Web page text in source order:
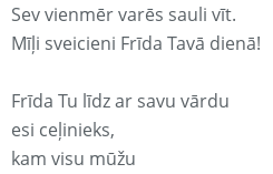
Sev vienmēr varēs sauli vīt.
Mīļi sveicieni Frīda Tavā dienā!
Frīda Tu līdz ar savu vārdu
esi ceļinieks,
kam visu mūžu